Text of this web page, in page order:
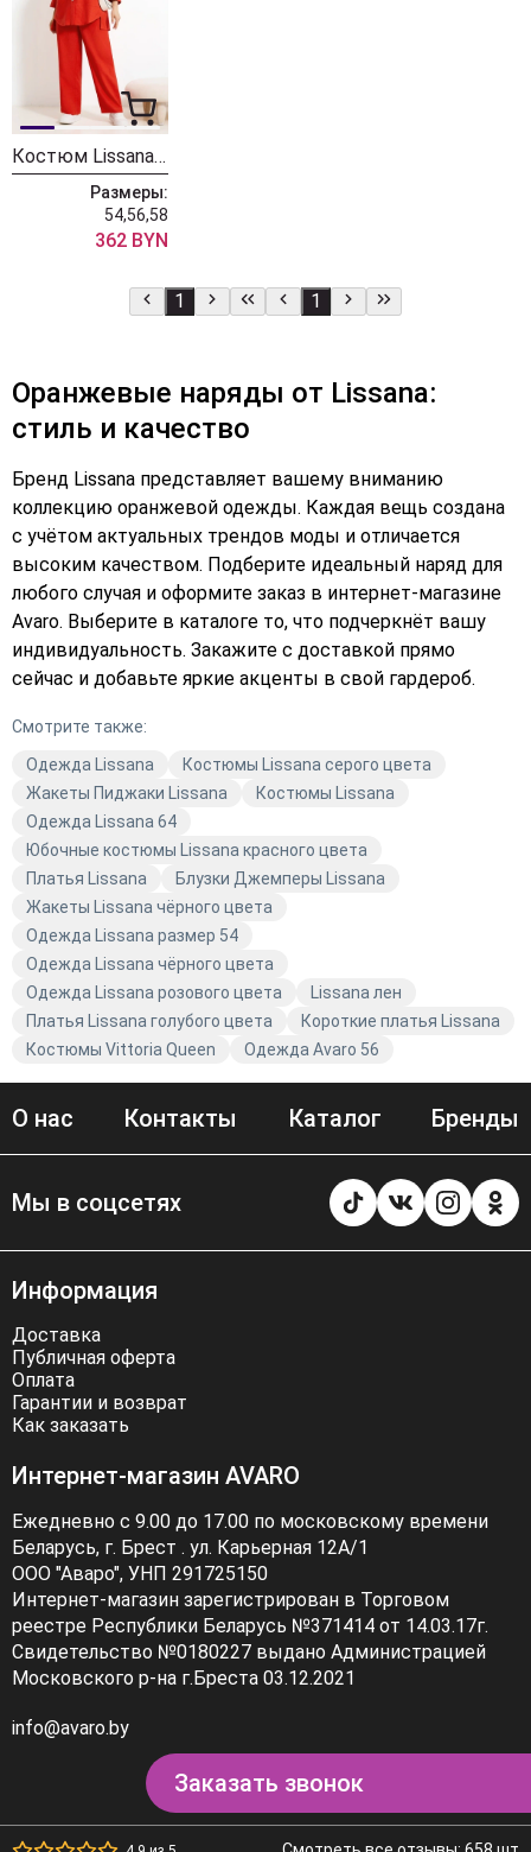
Костюм Lissana 4899/1
Размеры:
54,56,58
362 BYN
1 1
Оранжевые наряды от Lissana:
стиль и качество
Бренд Lissana представляет вашему вниманию
коллекцию оранжевой одежды. Каждая вещь создана
с учётом актуальных трендов моды и отличается
высоким качеством. Подберите идеальный наряд для
любого случая и оформите заказ в интернет-магазине
Avaro. Выберите в каталоге то, что подчеркнёт вашу
индивидуальность. Закажите с доставкой прямо
сейчас и добавьте яркие акценты в свой гардероб.
Смотрите также:
Одежда Lissana
Костюмы Lissana серого цвета
Жакеты Пиджаки Lissana
Костюмы Lissana
Одежда Lissana 64
Юбочные костюмы Lissana красного цвета
Платья Lissana
Блузки Джемперы Lissana
Жакеты Lissana чёрного цвета
Одежда Lissana размер 54
Одежда Lissana чёрного цвета
Одежда Lissana розового цвета
Lissana лен
Платья Lissana голубого цвета
Короткие платья Lissana
Костюмы Vittoria Queen
Одежда Avaro 56
О нас Контакты Каталог Бренды
Мы в соцсетях
Информация
Доставка
Публичная оферта
Оплата
Гарантии и возврат
Как заказать
Интернет-магазин AVARO
Ежедневно с 9.00 до 17.00 по московскому времени
Беларусь, г. Брест . ул. Карьерная 12А/1
ООО "Аваро", УНП 291725150
Интернет-магазин зарегистрирован в Торговом
реестре Республики Беларусь №371414 от 14.03.17г.
Свидетельство №0180227 выдано Администрацией
Московского р-на г.Бреста 03.12.2021
info@avaro.by
Заказать звонок